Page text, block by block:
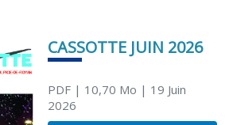
CASSOTTE JUIN 2026
PDF| 10,70 Mo | 19 Juin
2026